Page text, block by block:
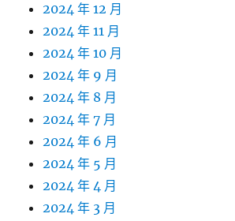
2024 年 12 月
2024 年 11 月
2024 年 10 月
2024 年 9 月
2024 年 8 月
2024 年 7 月
2024 年 6 月
2024 年 5 月
2024 年 4 月
2024 年 3 月